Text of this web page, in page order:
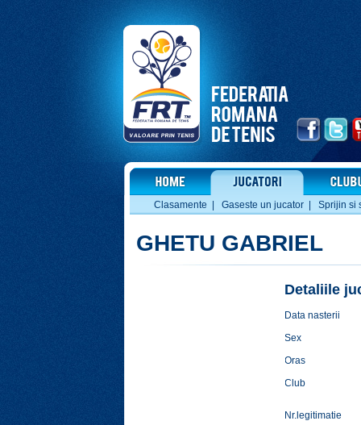
Clasamente Gaseste un jucator Sprijin si
GHETU GABRIEL
Detaliile
Data nasterii
Sex
Oras
Club
Nr.legitimatie